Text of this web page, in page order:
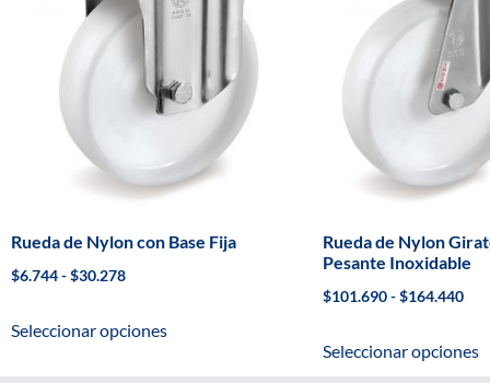
Rueda de Nylon con Base Fija
$6.744-$30.278
Seleccionar opciones
Rueda de Nylon
Pesante Inoxidable
$101.690-$164.440
Seleccionar opciones